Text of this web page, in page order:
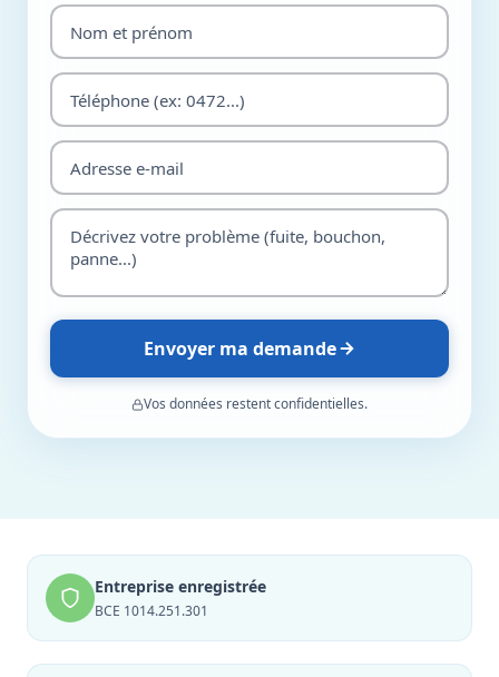
Envoyer ma demande
Vos données restent confidentielles.
Entreprise enregistrée
BCE 1014.251.301